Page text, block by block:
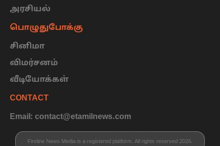
அரசியல்
பொழுதுபோக்கு
சினிமா
விமர்சனம்
வீடியோக்கள்
CONTACT
Email: contact@etamilnews.com
Fireline News Media is a registered platform. All rights reserved 2026.